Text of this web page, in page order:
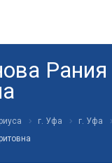
Рания
г. Уфа
г. Уфа